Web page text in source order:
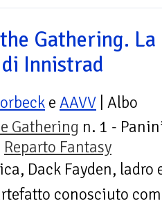
Gathering. La
Innistrad
e AAVV | Albo
Gathering n. 1 -
Reparto Fantasy
Dack Fayden,
conosciuto